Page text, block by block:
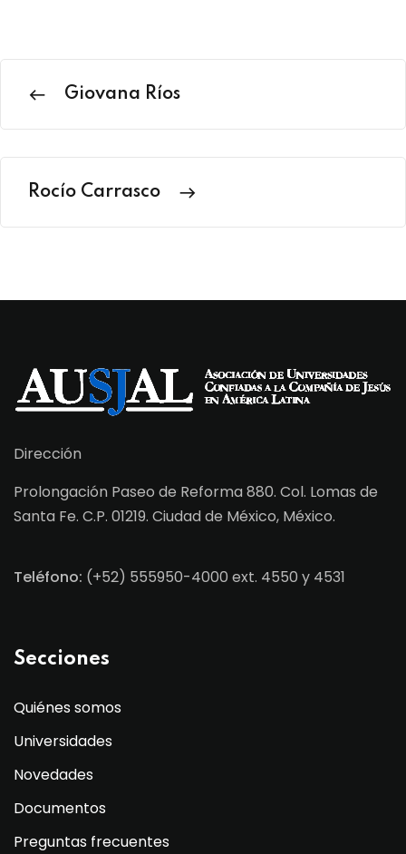
Giovana Ríos
Rocío Carrasco
Dirección
Prolongación Paseo de Reforma 880. Col. Lomas de
Santa Fe. C.P. 01219. Ciudad de México, México.
Teléfono: (+52) 555950-4000 ext. 4550 y 4531
Secciones
Quiénes somos
Universidades
Novedades
Documentos
Preguntas frecuentes